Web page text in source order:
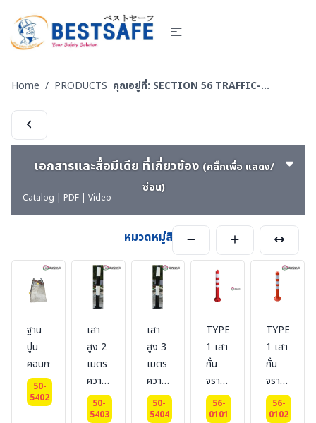
Home / PRODUCTS คุณอยู่ที่: SECTION 56 TRAFFIC-EQUIPMENT INSTALLATION อุปกรณ์จราจรพร้อมติดตั้ง
เอกสารและสื่อมีเดีย ที่เกี่ยวข้อง (คลิ๊กเพื่อ แสดง/
ซ่อน)
Catalog | PDF | Video
หมวดหมู่สินค้า
ฐาน
ปูน
คอนกรีต
50-
5402
เสา
สูง 2
เมตร
ความ
หนา
2 นิ้ว
50-
5403
เสา
สูง 3
เมตร
ความ
หนา
4 นิ้ว
50-
5404
TYPE
1 เสา
กั้น
จราจร
แบบ
ล้มลุก
56-
0101
TYPE
1 เสา
กั้น
จราจร
แบบ
ล้มลุก
56-
0102